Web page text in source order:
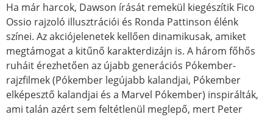
Ha már harcok, Dawson írását remekül kiegészítik Fico
Ossio rajzoló illusztrációi és Ronda Pattinson élénk
színei. Az akciójelenetek kellően dinamikusak, amiket
megtámogat a kitűnő karakterdizájn is. A három főhős
ruháit érezhetően az újabb generációs Pókember-
rajzfilmek (Pókember legújabb kalandjai, Pókember
elképesztő kalandjai és a Marvel Pókember) inspirálták,
ami talán azért sem feltétlenül meglepő, mert Peter